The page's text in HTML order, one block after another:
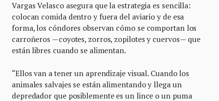
Vargas Velasco asegura que la estrategia es sencilla:
colocan comida dentro y fuera del aviario y de esa
forma, los cóndores observan cómo se comportan los
carroñeros —coyotes, zorros, zopilotes y cuervos— que
están libres cuando se alimentan.
“Ellos van a tener un aprendizaje visual. Cuando los
animales salvajes se están alimentando y llega un
depredador que posiblemente es un lince o un puma